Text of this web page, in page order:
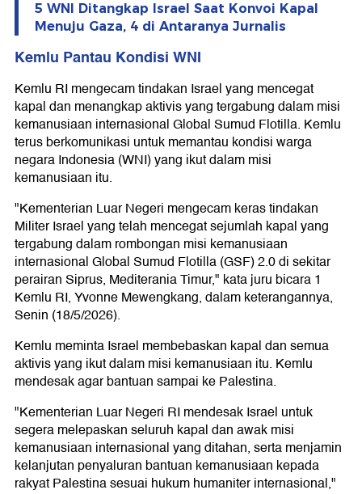
5 WNI Ditangkap Israel Saat Konvoi Kapal
Menuju Gaza, 4 di Antaranya Jurnalis
Kemlu Pantau Kondisi WNI
Kemlu RI mengecam tindakan Israel yang mencegat
kapal dan menangkap aktivis yang tergabung dalam misi
kemanusiaan internasional Global Sumud Flotilla. Kemlu
terus berkomunikasi untuk memantau kondisi warga
negara Indonesia (WNI) yang ikut dalam misi
kemanusiaan itu.
"Kementerian Luar Negeri mengecam keras tindakan
Militer Israel yang telah mencegat sejumlah kapal yang
tergabung dalam rombongan misi kemanusiaan
internasional Global Sumud Flotilla (GSF) 2.0 di sekitar
perairan Siprus, Mediterania Timur," kata juru bicara 1
Kemlu RI, Yvonne Mewengkang, dalam keterangannya,
Senin (18/5/2026).
Kemlu meminta Israel membebaskan kapal dan semua
aktivis yang ikut dalam misi kemanusiaan itu. Kemlu
mendesak agar bantuan sampai ke Palestina.
"Kementerian Luar Negeri RI mendesak Israel untuk
segera melepaskan seluruh kapal dan awak misi
kemanusiaan internasional yang ditahan, serta menjamin
kelanjutan penyaluran bantuan kemanusiaan kepada
rakyat Palestina sesuai hukum humaniter internasional,"